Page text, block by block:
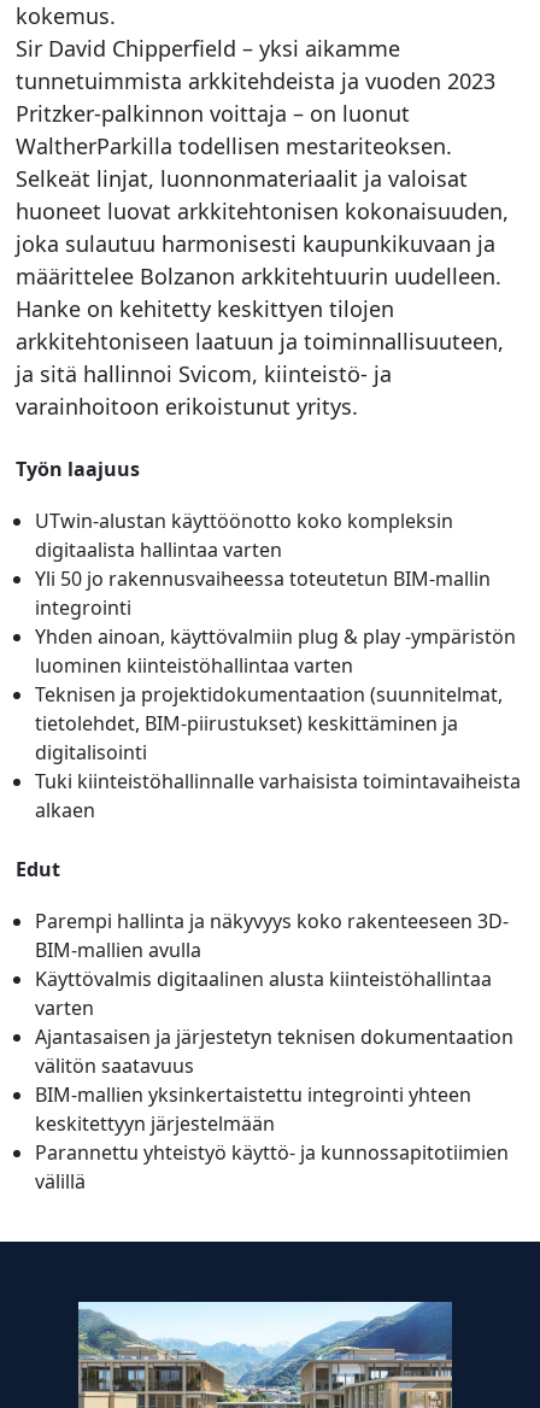
kokemus.
Sir David Chipperfield – yksi aikamme
tunnetuimmista arkkitehdeista ja vuoden 2023
Pritzker-palkinnon voittaja – on luonut
WaltherParkilla todellisen mestariteoksen.
Selkeät linjat, luonnonmateriaalit ja valoisat
huoneet luovat arkkitehtonisen kokonaisuuden,
joka sulautuu harmonisesti kaupunkikuvaan ja
määrittelee Bolzanon arkkitehtuurin uudelleen.
Hanke on kehitetty keskittyen tilojen
arkkitehtoniseen laatuun ja toiminnallisuuteen,
ja sitä hallinnoi Svicom, kiinteistö- ja
varainhoitoon erikoistunut yritys.
Työn laajuus
UTwin-alustan käyttöönotto koko kompleksin
digitaalista hallintaa varten
Yli 50 jo rakennusvaiheessa toteutetun BIM-mallin
integrointi
Yhden ainoan, käyttövalmiin plug & play -ympäristön
luominen kiinteistöhallintaa varten
Teknisen ja projektidokumentaation (suunnitelmat,
tietolehdet, BIM-piirustukset) keskittäminen ja
digitalisointi
Tuki kiinteistöhallinnalle varhaisista toimintavaiheista
alkaen
Edut
Parempi hallinta ja näkyvyys koko rakenteeseen 3D-
BIM-mallien avulla
Käyttövalmis digitaalinen alusta kiinteistöhallintaa
varten
Ajantasaisen ja järjestetyn teknisen dokumentaation
välitön saatavuus
BIM-mallien yksinkertaistettu integrointi yhteen
keskitettyyn järjestelmään
Parannettu yhteistyö käyttö- ja kunnossapitotiimien
välillä